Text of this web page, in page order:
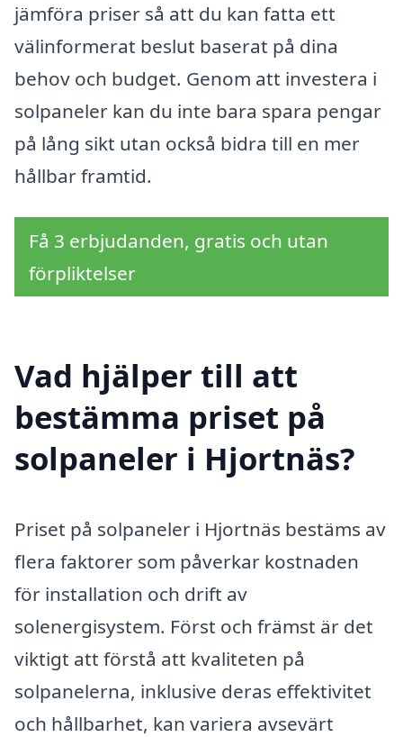
jämföra priser så att du kan fatta ett
välinformerat beslut baserat på dina
behov och budget. Genom att investera i
solpaneler kan du inte bara spara pengar
på lång sikt utan också bidra till en mer
hållbar framtid.
Få 3 erbjudanden, gratis och utan
förpliktelser
Vad hjälper till att
bestämma priset på
solpaneler i Hjortnäs?
Priset på solpaneler i Hjortnäs bestäms av
flera faktorer som påverkar kostnaden
för installation och drift av
solenergisystem. Först och främst är det
viktigt att förstå att kvaliteten på
solpanelerna, inklusive deras effektivitet
och hållbarhet, kan variera avsevärt